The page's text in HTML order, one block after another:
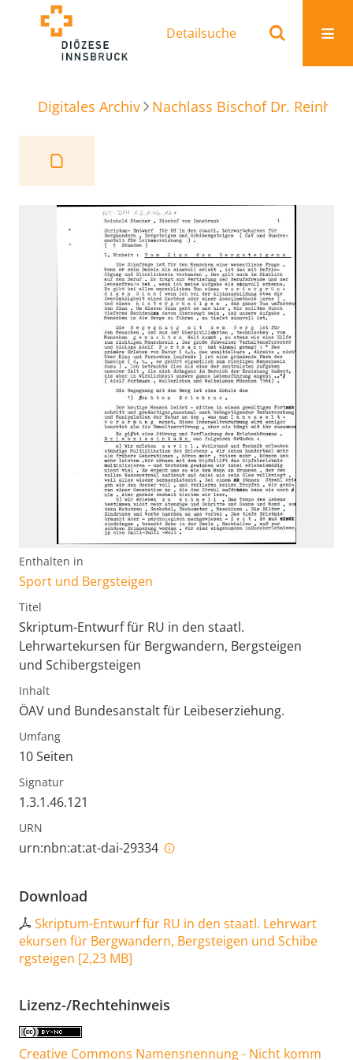
Detailsuche
Digitales Archiv Nachlass Bischof Dr.
Enthalten in
Sport und Bergsteigen
Titel
Skriptum-Entwurf für RU in den staatl.
Lehrwartekursen für Bergwandern, Bergsteigen
und Schibergsteigen
Inhalt
ÖAV und Bundesanstalt für Leibeserziehung.
Umfang
10 Seiten
Signatur
1.3.1.46.121
URN
urn:nbn:at:at-dai-29334
Download
Skriptum-Entwurf für RU in den staatl. Lehrwart
ekursen für Bergwandern, Bergsteigen und Schibe
rgsteigen [2,23 MB]
Lizenz-/Rechtehinweis
Creative Commons Namensnennung - Nicht komm